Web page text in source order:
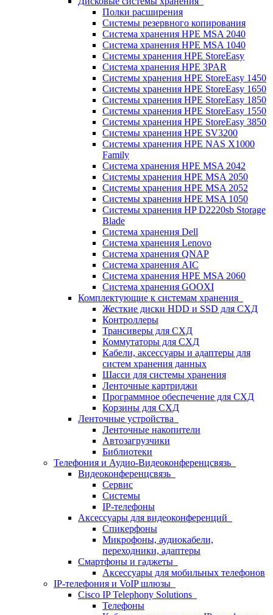
Полки расширения
Системы резервного копирования
Система хранения HPE MSA 2040
Система хранения HPE MSA 1040
Системы хранения HPE StoreEasy
Система хранения HPE 3PAR
Системы хранения HPE StoreEasy 1450
Системы хранения HPE StoreEasy 1650
Системы хранения HPE StoreEasy 1850
Системы хранения HPE StoreEasy 1550
Системы хранения HPE StoreEasy 3850
Системы хранения HPE SV3200
Системы хранения HPE NAS X1000
Family
Система хранения HPE MSA 2042
Системы хранения HPE MSA 2050
Системы хранения HPE MSA 2052
Системы хранения HPE MSA 1050
Системы хранения HP D2220sb Storage
Blade
Система хранения Dell
Система хранения Lenovo
Система хранения QNAP
Система хранения AIC
Система хранения HPE MSA 2060
Система хранения GOOXI
Комплектующие к системам хранения
Жесткие диски HDD и SSD для СХД
Контроллеры
Трансиверы для СХД
Коммутаторы для СХД
Кабели, аксессуары и адаптеры для
систем хранения данных
Шасси для системы хранения
Ленточные картриджи
Программное обеспечение для СХД
Корзины для СХД
Ленточные устройства
Ленточные накопители
Автозагрузчики
Библиотеки
Телефония и Аудио-Видеоконференцсвязь
Видеоконференцсвязь
Сервис
Системы
IP-телефоны
Аксессуары для видеоконференций
Спикерфоны
Микрофоны, аудиокабели,
переходники, адаптеры
Смартфоны и гаджеты
Аксессуары для мобильных телефонов
IP-телефония и VoIP шлюзы
Cisco IP Telephony Solutions
Телефоны